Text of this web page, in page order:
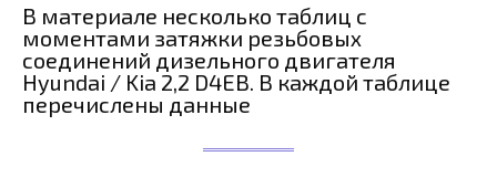
В материале несколько таблиц с
моментами затяжки резьбовых
соединений дизельного двигателя
Hyundai / Kia 2,2 D4EB. В каждой таблице
перечислены данные